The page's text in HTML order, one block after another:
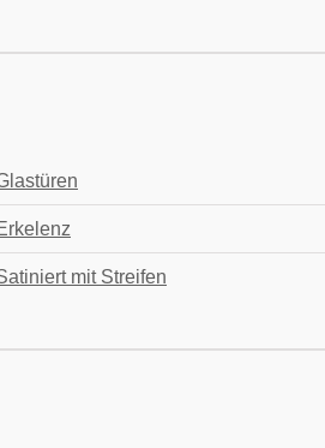
mit Streifen